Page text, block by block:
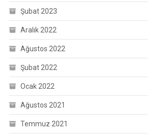
Şubat 2023
Aralık 2022
Ağustos 2022
Şubat 2022
Ocak 2022
Ağustos 2021
Temmuz 2021